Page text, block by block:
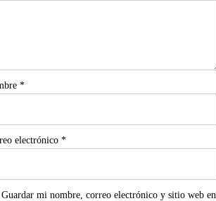
*
electrónico *
Guardar mi nombre, correo electrónico y sitio web en